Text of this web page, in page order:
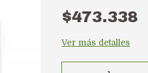
$473.338
Ver más detalles